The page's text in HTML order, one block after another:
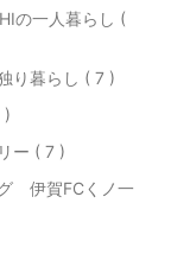
の一人暮らし (
り暮らし ( 7 )
)
ー ( 7 )
伊賀FCくノ一